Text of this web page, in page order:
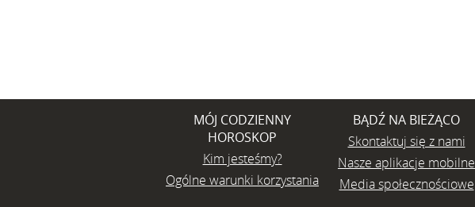
MÓJ CODZIENNY
HOROSKOP
Kim jesteśmy?
Ogólne warunki korzystania
BĄDŹ NA BIEŻĄCO
Skontaktuj się z nami
Nasze aplikacje mobilne
Media społecznościowe